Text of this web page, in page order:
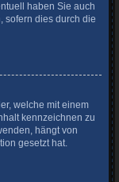
haben Sie auch
sofern dies durch die
welche mit einem
kennzeichnen zu
hängt von
gesetzt hat.